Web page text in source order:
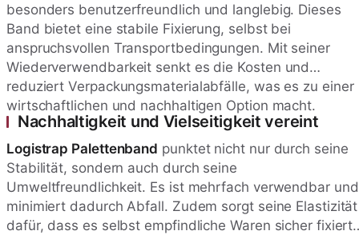
besonders benutzerfreundlich und langlebig. Dieses
Band bietet eine stabile Fixierung, selbst bei
anspruchsvollen Transportbedingungen. Mit seiner
Wiederverwendbarkeit senkt es die Kosten und
reduziert Verpackungsmaterialabfälle, was es zu einer
wirtschaftlichen und nachhaltigen Option macht.
Nachhaltigkeit und Vielseitigkeit vereint
Logistrap Palettenband punktet nicht nur durch seine
Stabilität, sondern auch durch seine
Umweltfreundlichkeit. Es ist mehrfach verwendbar und
minimiert dadurch Abfall. Zudem sorgt seine Elastizität
dafür, dass es selbst empfindliche Waren sicher fixiert,